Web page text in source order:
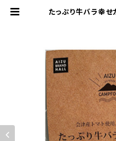
たっぷり牛バラ幸せ